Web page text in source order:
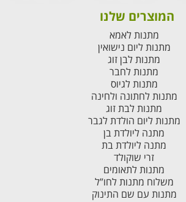
המוצרים שלנו
מתנות לאמא
מתנות ליום נישואין
מתנות לבן זוג
מתנות לחבר
מתנות לגיוס
מתנות לחתונה ולחינה
מתנות לבת זוג
מתנות ליום הולדת לגבר
מתנה ליולדת בן
מתנה ליולדת בת
זרי שוקולד
מתנות לתאומים
משלוח מתנות לחו”ל
מתנות עם שם התינוק